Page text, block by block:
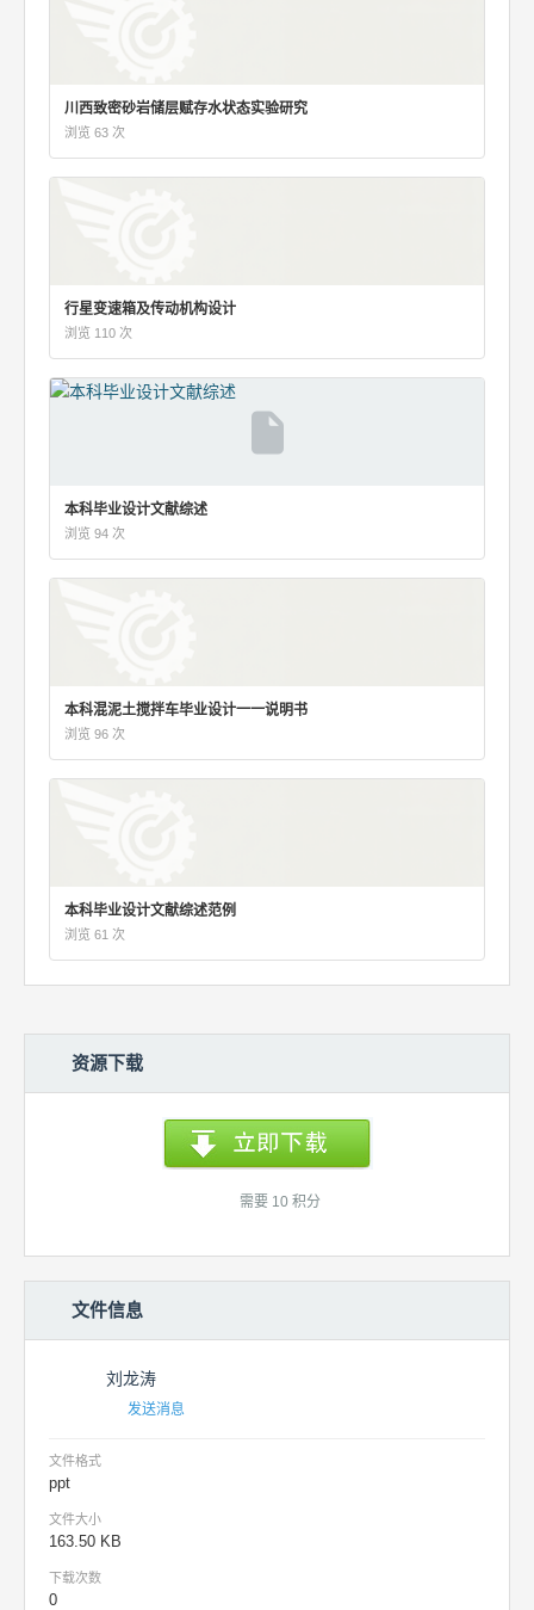
川西致密砂岩储层赋存水状态实验研究
浏览 63 次
行星变速箱及传动机构设计
浏览 110 次
本科毕业设计文献综述
浏览 94 次
本科混泥土搅拌车毕业设计一一说明书
浏览 96 次
本科毕业设计文献综述范例
浏览 61 次
资源下载
需要 10 积分
文件信息
刘龙涛
发送消息
文件格式
ppt
文件大小
163.50 KB
下载次数
0